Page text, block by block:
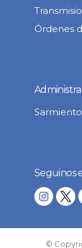
Órdenes
Sarmiento
Seguinos
©